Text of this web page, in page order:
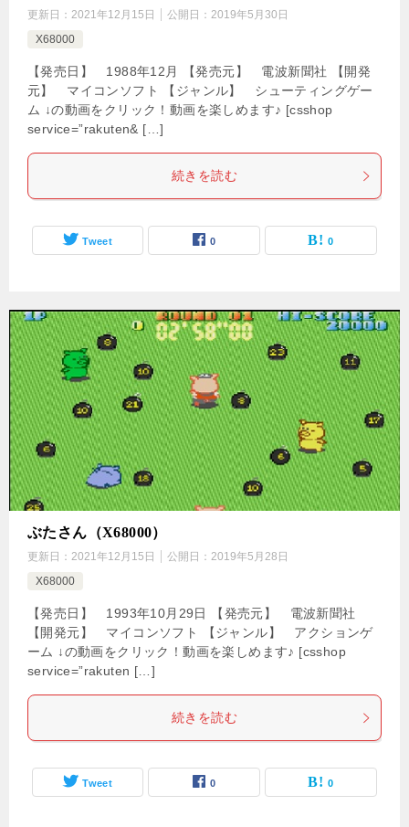
更新日： 2021年12月15日 公開日： 2019年5月30日
X68000
【発売日】 1988年12月 【発売元】 電波新聞社 【開発
元】 マイコンソフト 【ジャンル】 シューティングゲー
ム ↓の動画をクリック！動画を楽しめます♪ [csshop
service=”rakuten& […]
続きを読む
Tweet 0 0
ぶたさん（X68000）
更新日： 2021年12月15日 公開日： 2019年5月28日
X68000
【発売日】 1993年10月29日 【発売元】 電波新聞社
【開発元】 マイコンソフト 【ジャンル】 アクションゲ
ーム ↓の動画をクリック！動画を楽しめます♪ [csshop
service=”rakuten […]
続きを読む
Tweet 0 0